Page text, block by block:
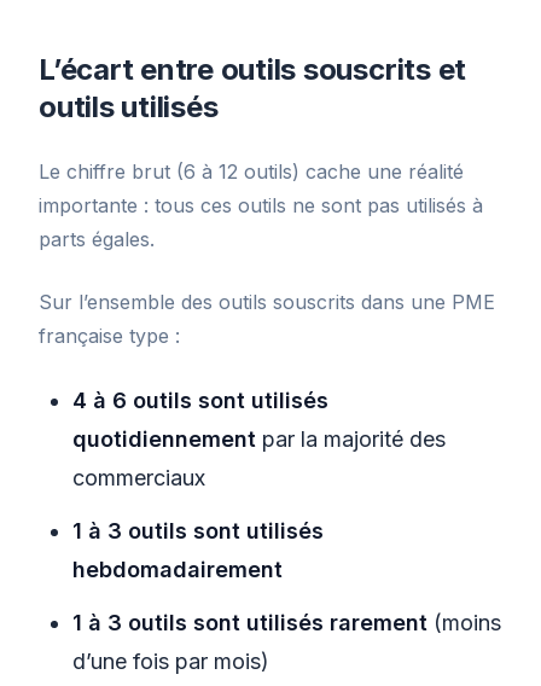
L’écart entre outils souscrits et
outils utilisés
Le chiffre brut (6 à 12 outils) cache une réalité
importante : tous ces outils ne sont pas utilisés à
parts égales.
Sur l’ensemble des outils souscrits dans une PME
française type :
4 à 6 outils sont utilisés
quotidiennement par la majorité des
commerciaux
1 à 3 outils sont utilisés
hebdomadairement
1 à 3 outils sont utilisés rarement (moins
d’une fois par mois)